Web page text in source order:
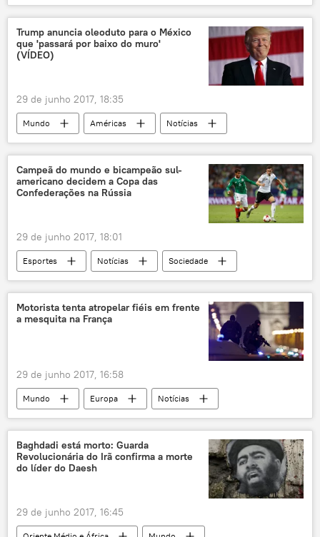
Notícias
América do Sul
Donald Trump
Miguel Urbán
Rogério Lino Pereira
comércio mundial
tarifas
barreiras
agronegócio
indústria
serviços
União Europeia
Trump anuncia oleoduto para o México
que 'passará por baixo do muro'
(VÍDEO)
29 de junho 2017, 18:35
Mundo Américas
Notícias
México
Donald Trump
oleoduto
petróleo
energia
EUA
Campeã do mundo e bicampeão sul-
americano decidem a Copa das
Confederações na Rússia
29 de junho 2017, 18:01
Esportes Notícias
Sociedade
Alemanha
Portugal
Chile
Moscou
São Petersburgo
Sochi
México
Joachim Löw
Goretzka
Motorista tenta atropelar fiéis em frente
a mesquita na França
29 de junho 2017, 16:58
Mundo Europa
Notícias
Créteil
Paris
Champs-Élysées
Bataclan
mesquita
atropelamento
ataque
vingança
Baghdadi está morto: Guarda
Revolucionária do Irã confirma a morte
do líder do Daesh
29 de junho 2017, 16:45